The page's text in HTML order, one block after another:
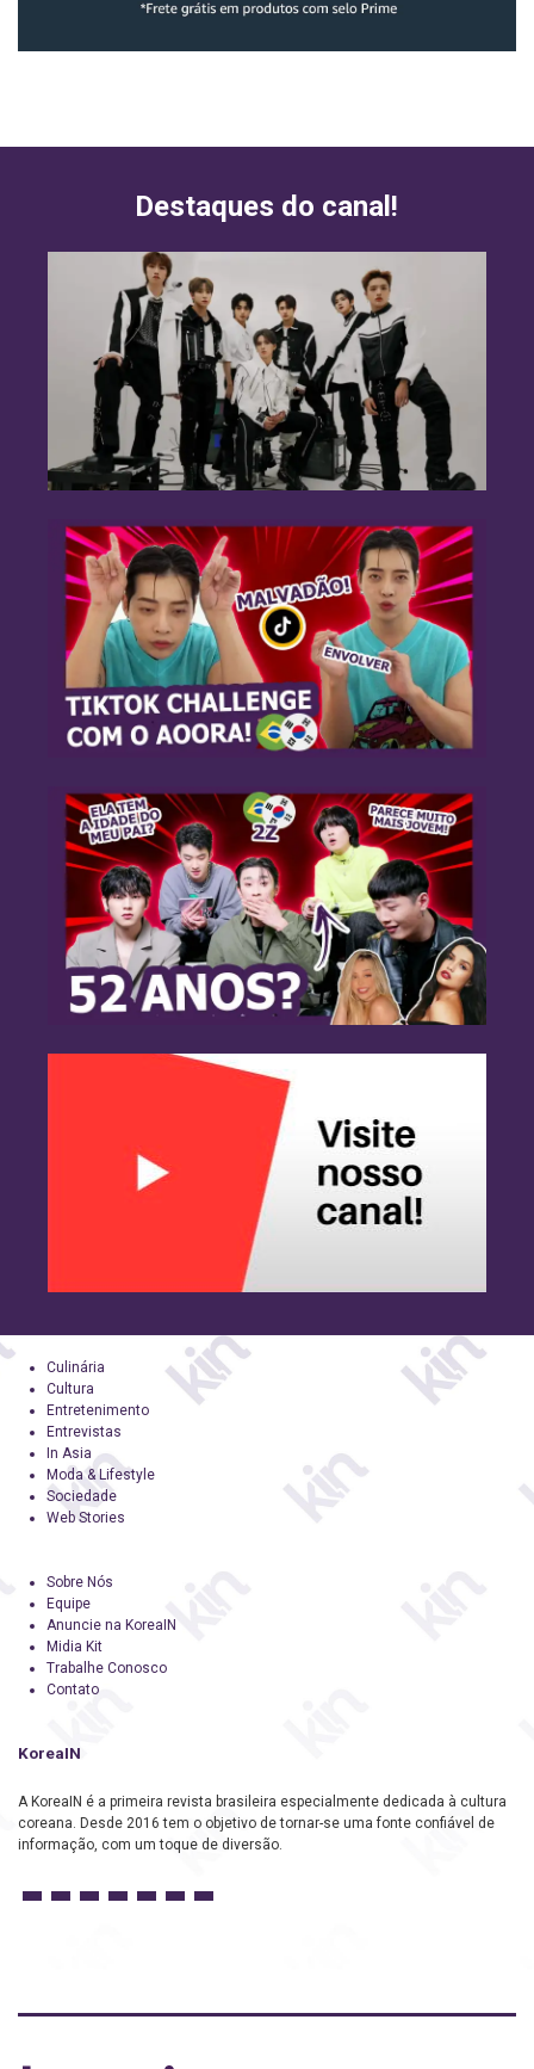
Destaques do canal!
Culinária
Cultura
Entretenimento
Entrevistas
In Asia
Moda & Lifestyle
Sociedade
Web Stories
Sobre Nós
Equipe
Anuncie na KoreaIN
Midia Kit
Trabalhe Conosco
Contato
KoreaIN
A KoreaIN é a primeira revista brasileira especialmente dedicada à cultura
coreana. Desde 2016 tem o objetivo de tornar-se uma fonte confiável de
informação, com um toque de diversão.